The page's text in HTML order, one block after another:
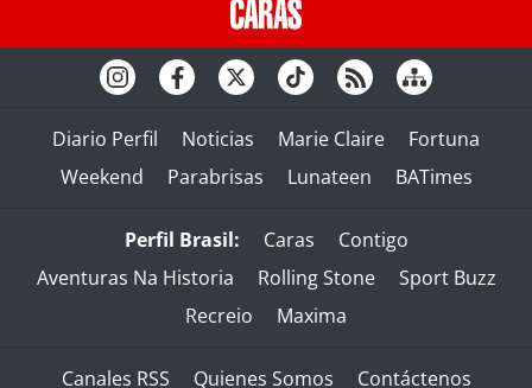
Diario Perfil Noticias Marie Claire
Fortuna
Weekend
Parabrisas Lunateen BATimes
Perfil Brasil: Caras
Contigo
Aventuras Na Historia
Rolling Stone
Sport Buzz
Recreio
Maxima
Canales RSS Quienes Somos Contáctenos